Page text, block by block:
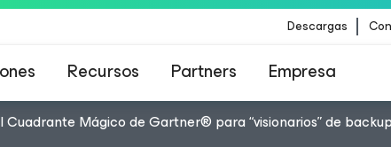
Descargas
Recursos Partners Empresa
Cuadrante Mágico de Gartner® para “visionarios” de